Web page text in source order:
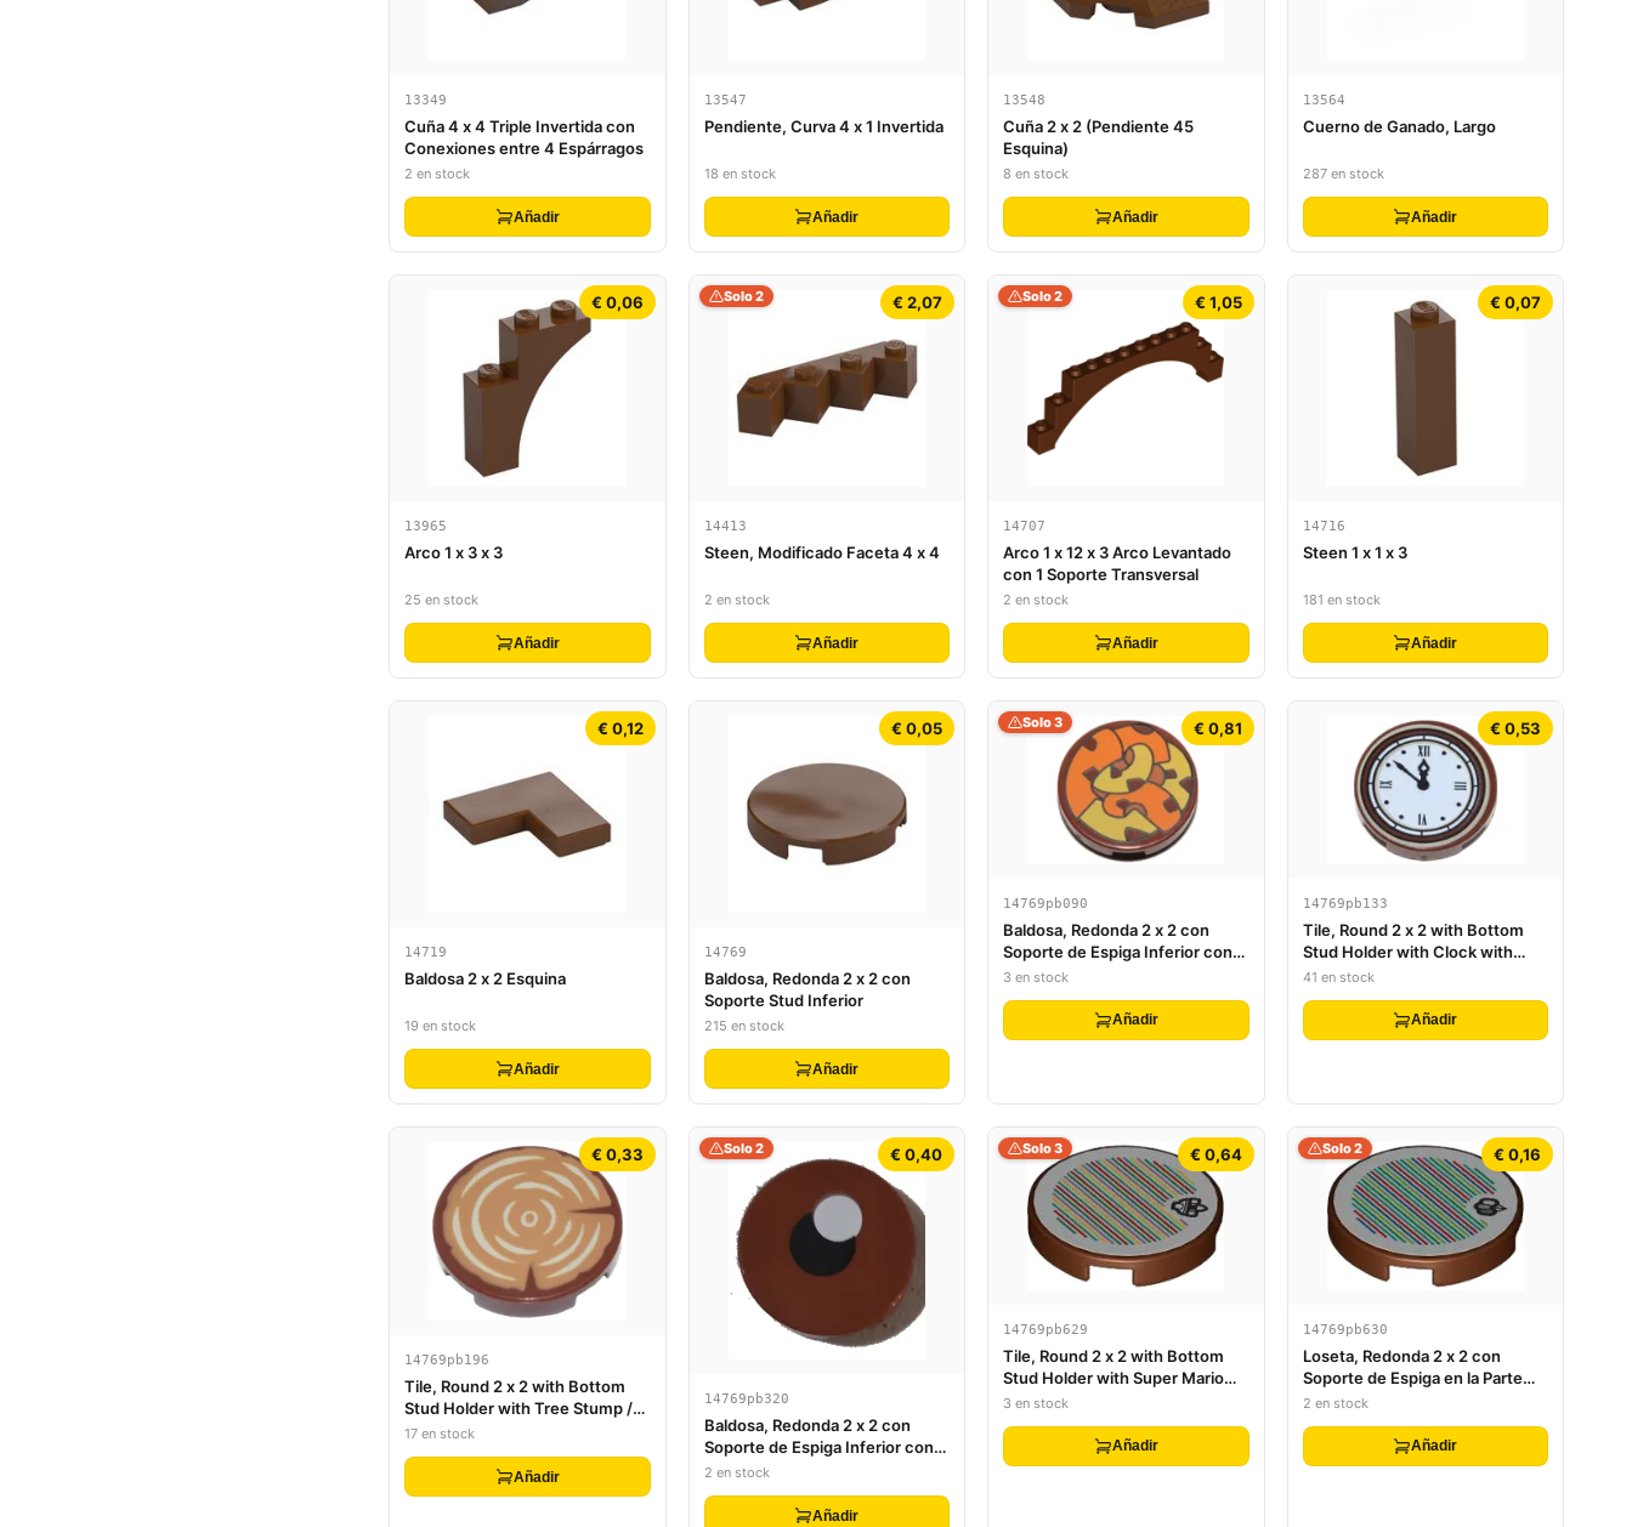
13349
Cuña 4 x 4 Triple Invertida con
Conexiones entre 4 Espárragos
2 en stock
Añadir
13547
Pendiente, Curva 4 x 1 Invertida
18 en stock
Añadir
13548
Cuña 2 x 2 (Pendiente 45
Esquina)
8 en stock
Añadir
13564
Cuerno de Ganado, Largo
287 en stock
Añadir
€ 0,06
13965
Arco 1 x 3 x 3
25 en stock
Añadir
€ 2,07
Solo 2
14413
Steen, Modificado Faceta 4 x 4
2 en stock
Añadir
€ 1,05
Solo 2
14707
Arco 1 x 12 x 3 Arco Levantado
con 1 Soporte Transversal
2 en stock
Añadir
€ 0,07
14716
Steen 1 x 1 x 3
181 en stock
Añadir
€ 0,12
14719
Baldosa 2 x 2 Esquina
19 en stock
Añadir
€ 0,05
14769
Baldosa, Redonda 2 x 2 con
Soporte Stud Inferior
215 en stock
Añadir
€ 0,81
Solo 3
14769pb090
Baldosa, Redonda 2 x 2 con
Soporte de Espiga Inferior con
Patrón de Tentáculos Naranjas y
3 en stock
Añadir
€ 0,53
14769pb133
Tile, Round 2 x 2 with Bottom
Stud Holder with Clock with
Roman Numerals Simple Pattern
41 en stock
Añadir
€ 0,33
14769pb196
Tile, Round 2 x 2 with Bottom
Stud Holder with Tree Stump /
Wood Grain Pattern
17 en stock
Añadir
€ 0,40
Solo 2
14769pb320
Baldosa, Redonda 2 x 2 con
Soporte de Espiga Inferior con
Patrón de Pupila Negra y
2 en stock
Añadir
€ 0,64
Solo 3
14769pb629
Tile, Round 2 x 2 with Bottom
Stud Holder with Super Mario
Scanner Code Mole Miner
3 en stock
Añadir
€ 0,16
Solo 2
14769pb630
Loseta, Redonda 2 x 2 con
Soporte de Espiga en la Parte
Inferior con Patrón de Código
(Pegatina) - Set 71425
2 en stock
Añadir